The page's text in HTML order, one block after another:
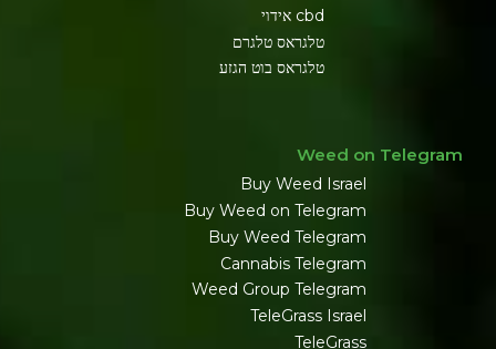
cbd אידוי
טלגראס טלגרם
טלגראס בוט הגזע
Weed on Telegram
Buy Weed Israel
Buy Weed on Telegram
Buy Weed Telegram
Cannabis Telegram
Weed Group Telegram
TeleGrass Israel
TeleGrass